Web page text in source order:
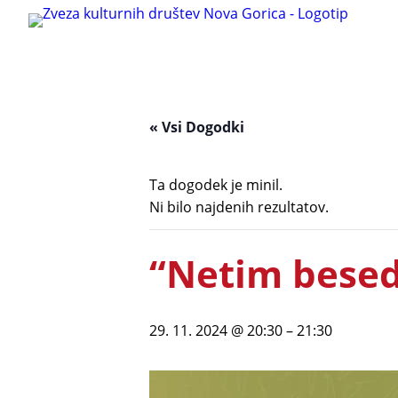
« Vsi Dogodki
Ta dogodek je minil.
Ni bilo najdenih rezultatov.
“Netim
29. 11. 2024 @ 20:30–21:30